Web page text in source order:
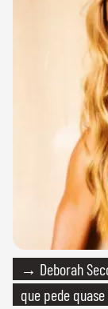
→ Deborah
que pede